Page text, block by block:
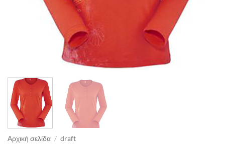
Αρχική σελίδα / draft